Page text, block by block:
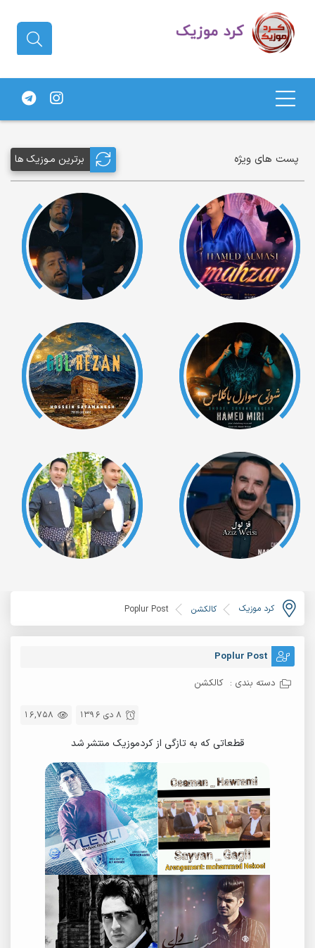
های کردی
پست های ویژه برترین مـوزیک ها
کرد موزیک کالکشن Poplur Post
Poplur Post
دسته بندی : کالکشن
16,758 8 دی 1396
قطعاتی که به تازگی از کردموزیک منتشر شد